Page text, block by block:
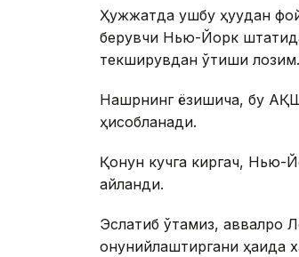
Ҳужжатда ушбу ҳуқуқдан
берувчи Нью-Йорк
текширувдан ўтиши лозим.
Нашрнинг ёзишича, бу
ҳисобланади.
Қонун кучга киргач, Нью-
айланди.
Эслатиб ўтамиз, аввалроқ
қонунийлаштиргани ҳақида